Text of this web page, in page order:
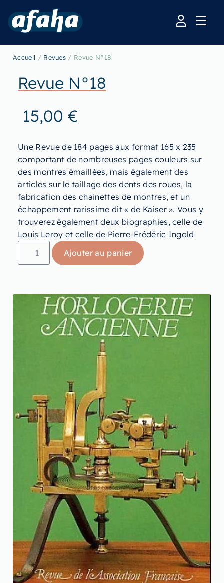
Accueil / Revues / Revue N°18
Revue N°18
15,00 €
Une Revue de 184 pages aux format 165 x 235
comportant de nombreuses pages couleurs sur
des montres émaillées, mais également des
articles sur le taillage des dents des roues, la
fabrication des chainettes de montres, et un
échappement rarissime dit « de Kaiser ». Vous y
trouverez également deux biographies, celle de
Louis Leroy et celle de Pierre-Frédéric Ingold
Ajouter au panier